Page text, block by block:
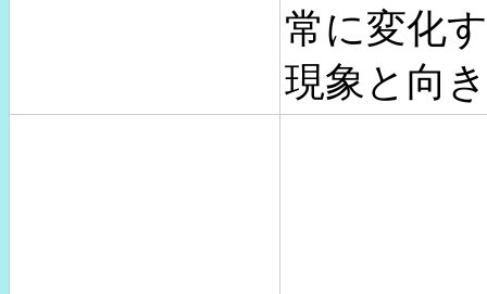
常に変化
現象と向